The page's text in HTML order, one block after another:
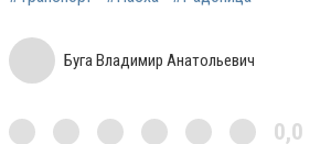
Буга Владимир Анатольевич
0,0